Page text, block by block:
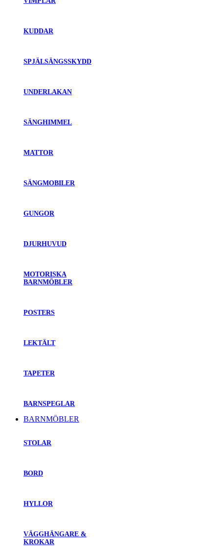
KUDDAR
SPJÄLSÄNGSSKYDD
UNDERLAKAN
SÄNGHIMMEL
MATTOR
SÄNGMOBILER
GUNGOR
DJURHUVUD
MOTORISKA
BARNMÖBLER
POSTERS
LEKTÄLT
TAPETER
BARNSPEGLAR
BARNMÖBLER
STOLAR
BORD
HYLLOR
VÄGGHÄNGARE &
KROKAR